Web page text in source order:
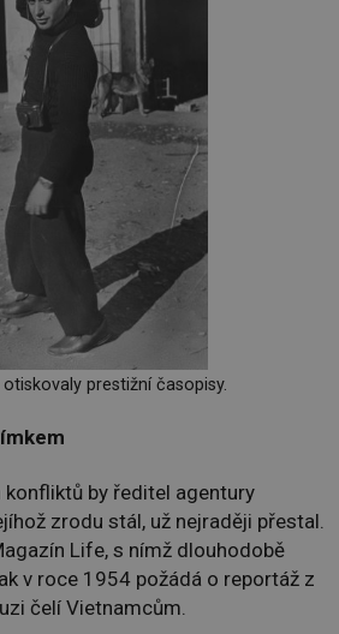
prestižní časopisy.
by ředitel agentury
zrodu stál, už nejraději přestal.
Life, s nímž dlouhodobě
v roce 1954 požádá o reportáž z
čelí Vietnamcům.